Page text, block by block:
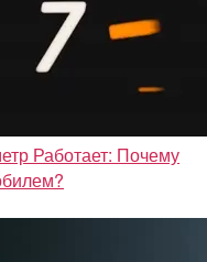
Работает: Почему